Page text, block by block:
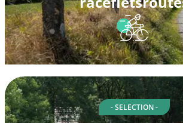
- SELECTION -